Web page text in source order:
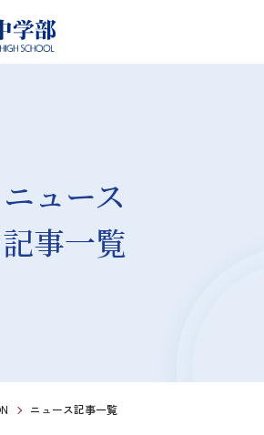
ニュース
記事一覧
ニュース記事一覧